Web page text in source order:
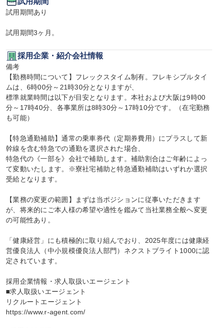
試用期間あり
試用期間3ヶ月。
採用企業・紹介会社情報
備考
【勤務時間について】フレックスタイム制有。フレキシブルタイ
ムは、6時00分～21時30分となりますが、
標準就業時間は以下が目安となります。本社および大阪は9時00
分～17時40分、各事業所は8時30分～17時10分です。（在宅勤務
も可能）
【特急通勤補助】通常の乗車券代（定期券費用）にプラスして新
幹線を含む特急での通勤を選択された場合、
特急代の《一部を》会社で補助します。補助割合はご年齢によっ
て変動いたします。※寮社宅補助と特急通勤補助はいずれか選択
受給となります。
【業務の変更の範囲】まずは当ポジションに従事いただきます
が、将来的にご本人様の希望や適性を鑑みて当社業務全般へ変更
の可能性あり。
「健康経営」にも積極的に取り組んでおり、2025年度には健康経
営優良法人（中小規模優良法人部門）ネクストブライト1000に認
定されています。
採用企業情報・求人取扱いエージェント
■求人取扱いエージェント
リクルートエージェント
https://www.r-agent.com/